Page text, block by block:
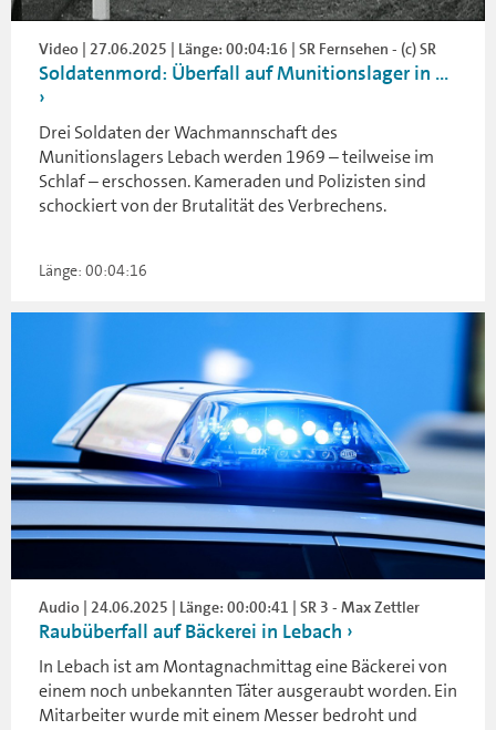
Video | 27.06.2025 | Länge: 00:04:16 | SR Fernsehen - (c) SR
Soldatenmord: Überfall auf Munitionslager in ...
Drei Soldaten der Wachmannschaft des
Munitionslagers Lebach werden 1969 – teilweise im
Schlaf – erschossen. Kameraden und Polizisten sind
schockiert von der Brutalität des Verbrechens.
Länge: 00:04:16
Audio | 24.06.2025 | Länge: 00:00:41 | SR 3 - Max Zettler
Raubüberfall auf Bäckerei in Lebach
In Lebach ist am Montagnachmittag eine Bäckerei von
einem noch unbekannten Täter ausgeraubt worden. Ein
Mitarbeiter wurde mit einem Messer bedroht und